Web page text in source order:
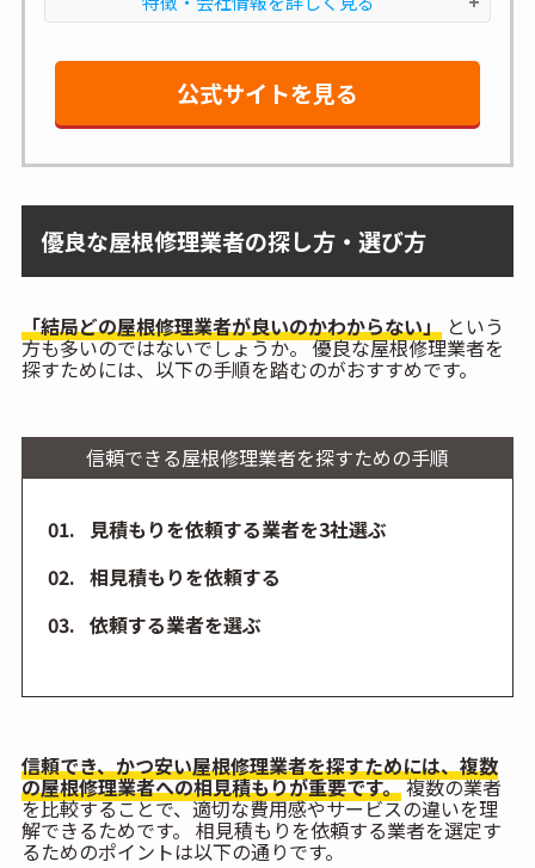
公式サイトを見る
優良な屋根修理業者の探し方・選び方
「結局どの屋根修理業者が良いのかわからない」という
方も多いのではないでしょうか。 優良な屋根修理業者を
探すためには、以下の手順を踏むのがおすすめです。
信頼できる屋根修理業者を探すための手順
見積もりを依頼する業者を3社選ぶ
相見積もりを依頼する
依頼する業者を選ぶ
信頼でき、かつ安い屋根修理業者を探すためには、複数
の屋根修理業者への相見積もりが重要です。複数の業者
を比較することで、適切な費用感やサービスの違いを理
解できるためです。 相見積もりを依頼する業者を選定す
るためのポイントは以下の通りです。